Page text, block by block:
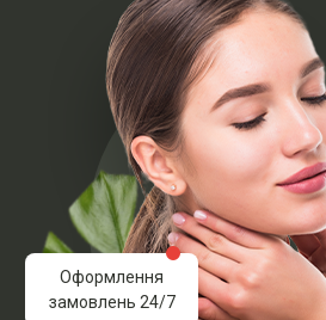
Оформлення
замовлень 24/7